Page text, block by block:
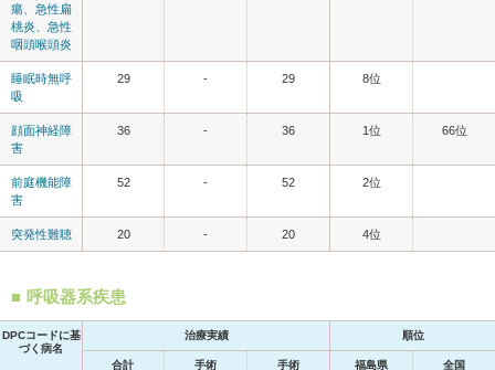
瘍、急性扁
桃炎、急性
咽頭喉頭炎
睡眠時無呼
吸
29 - 29 8位
顔面神経障
害
36 - 36 1位 66位
前庭機能障
害
52 - 52 2位
突発性難聴 20 - 20 4位
呼吸器系疾患
DPCコードに基
づく病名
治療実績 順位
合計 手術 手術 福島県 全国